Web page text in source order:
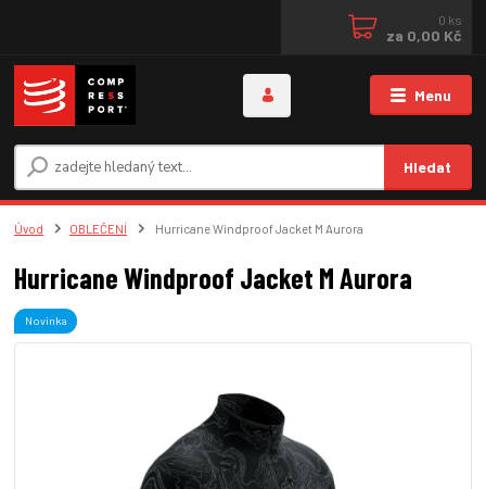
Menu
Hledat
0 ks
za 0,00 Kč
Úvod OBLEČENÍ Hurricane Windproof Jacket M Aurora
Hurricane Windproof Jacket M Aurora
Novinka